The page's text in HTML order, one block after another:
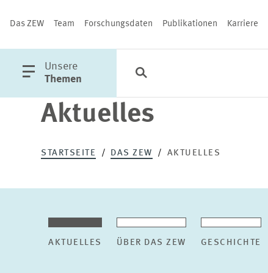
Das ZEW Team Forschungsdaten Publikationen Karriere
öffne
Hauptmenü
Unsere
Themen
Kategorien
Schließen
Aktuelles
STARTSEITE DAS ZEW AKTUELLES
AKTUELLES ÜBER DAS ZEW GESCHICHTE